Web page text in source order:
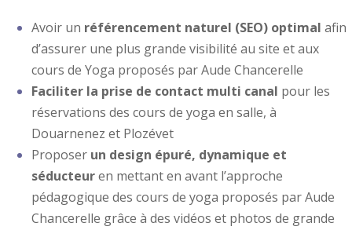
Avoir un référencement naturel (SEO) optimal afin
d’assurer une plus grande visibilité au site et aux
cours de Yoga proposés par Aude Chancerelle
Faciliter la prise de contact multi canal pour les
réservations des cours de yoga en salle, à
Douarnenez et Plozévet
Proposer un design épuré, dynamique et
séducteuren mettant en avant l’approche
pédagogique des cours de yoga proposés par Aude
Chancerelle grâce à des vidéos et photos de grande